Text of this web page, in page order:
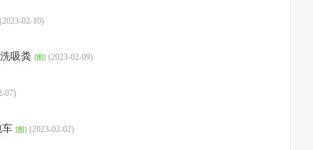
(2023-02-10)
吸粪 [图] (2023-02-09)
07)
车 [图] (2023-02-02)